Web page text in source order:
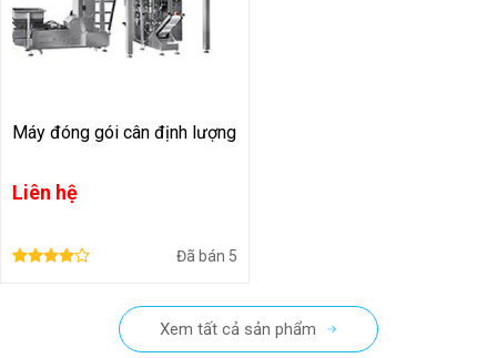
Máy đóng gói cân định lượng
Liên hệ
Đã bán 5
Xem tất cả sản phẩm